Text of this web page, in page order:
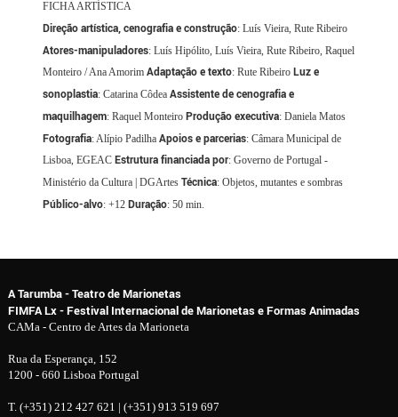
FICHA ARTÍSTICA
Direção artística, cenografia e construção: Luís Vieira, Rute Ribeiro
Atores-manipuladores: Luís Hipólito, Luís Vieira, Rute Ribeiro, Raquel
Monteiro / Ana AmorimAdaptação e texto: Rute Ribeiro Luz e
sonoplastia: Catarina CôdeaAssistente de cenografia e
maquilhagem: Raquel MonteiroProdução executiva: Daniela Matos
Fotografia: Alípio PadilhaApoios e parcerias: Câmara Municipal de
Lisboa, EGEAC Estrutura financiada por: Governo de Portugal -
Ministério da Cultura | DGArtesTécnica: Objetos, mutantes e sombras
Público-alvo: +12 Duração: 50 min.
A Tarumba - Teatro de Marionetas
FIMFA Lx - Festival Internacional de Marionetas e Formas Animadas
CAMa - Centro de Artes da Marioneta
Rua da Esperança, 152
1200 - 660 Lisboa Portugal
T. (+351) 212 427 621 | (+351) 913 519 697